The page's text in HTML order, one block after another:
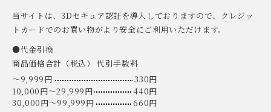
当サイトは、3Dセキュア認証を導入しておりますので、クレジッ
トカードでのお買い物がより安全にご利用いただけます。
●代金引換
商品価格合計（税込） 代引手数料
〜9,999円
330円
10,000円〜29,999円
440円
30,000円〜99,999円
660円